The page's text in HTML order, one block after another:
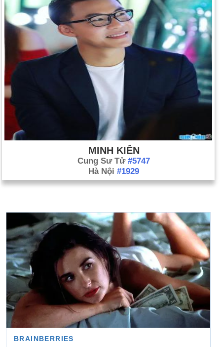
MINH KIÊN
Cung Sư Tử #5747
Hà Nội #1929